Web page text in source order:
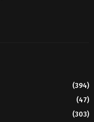
(394)
(47)
(303)